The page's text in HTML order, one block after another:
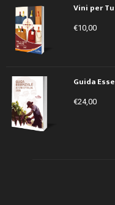
Vini per
€10,00
Guida
€24,00